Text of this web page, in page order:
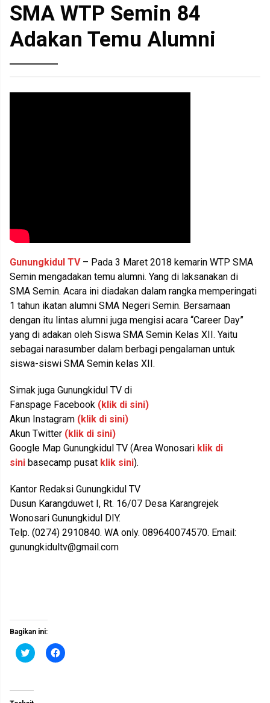
SMA WTP Semin 84
Adakan Temu Alumni
Gunungkidul TV– Pada 3 Maret 2018 kemarin WTP SMA
Semin mengadakan temu alumni. Yang di laksanakan di
SMA Semin. Acara ini diadakan dalam rangka memperingati
1 tahun ikatan alumni SMA Negeri Semin. Bersamaan
dengan itu lintas alumni juga mengisi acara “Career Day”
yang di adakan oleh Siswa SMA Semin Kelas XII. Yaitu
sebagai narasumber dalam berbagi pengalaman untuk
siswa-siswi SMA Semin kelas XII.
Simak juga Gunungkidul TV di
Fanspage Facebook (klik di sini)
Akun Instagram (klik di sini)
Akun Twitter (klik di sini)
Google Map Gunungkidul TV (Area Wonosari klik di
sini basecamp pusat klik sini).
Kantor Redaksi Gunungkidul TV
Dusun Karangduwet I, Rt. 16/07 Desa Karangrejek
Wonosari Gunungkidul DIY.
Telp. (0274) 2910840. WA only. 089640074570. Email:
gunungkidultv@gmail.com
Bagikan ini:
K
l
n
t
K
l